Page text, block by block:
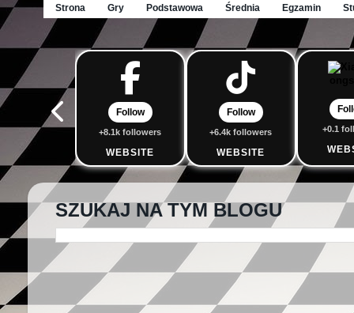
Strona Gry Podstawowa Średnia Egzamin
Follow
+8.1k followers
WEBSITE
Follow
+6.4k followers
WEBSITE
+0.1
SZUKAJ NA TYM BLOGU